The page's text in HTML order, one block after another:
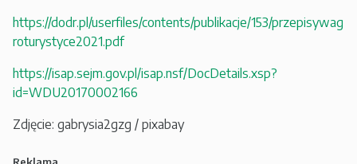
https://dodr.pl/userfiles/contents/publikacje/153/przepisywag
roturystyce2021.pdf
https://isap.sejm.gov.pl/isap.nsf/DocDetails.xsp?
id=WDU20170002166
Zdjęcie: gabrysia2gzg / pixabay